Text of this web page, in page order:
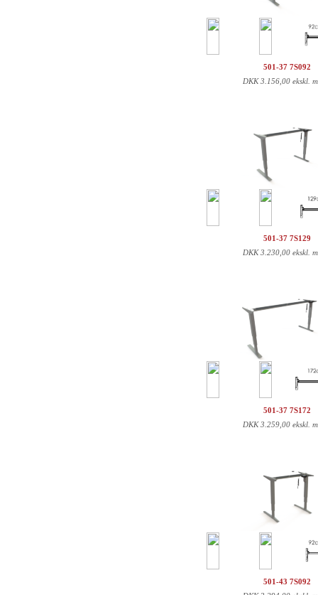
501-37 7S092
DKK3.156,00 ekskl.
501-37 7S129
DKK3.230,00 ekskl.
501-37 7S172
DKK3.259,00 ekskl.
501-43 7S092